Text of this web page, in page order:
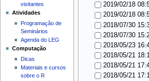
2019/02/18
2019/02/18
2018/07/30
2018/07/30
2018/05/23
2018/05/21
2018/05/21
2018/05/21
visitantes
Atividades
Programação de
Seminários
Agenda do LEG
Computação
Dicas
Materiais e cursos
sobre o R